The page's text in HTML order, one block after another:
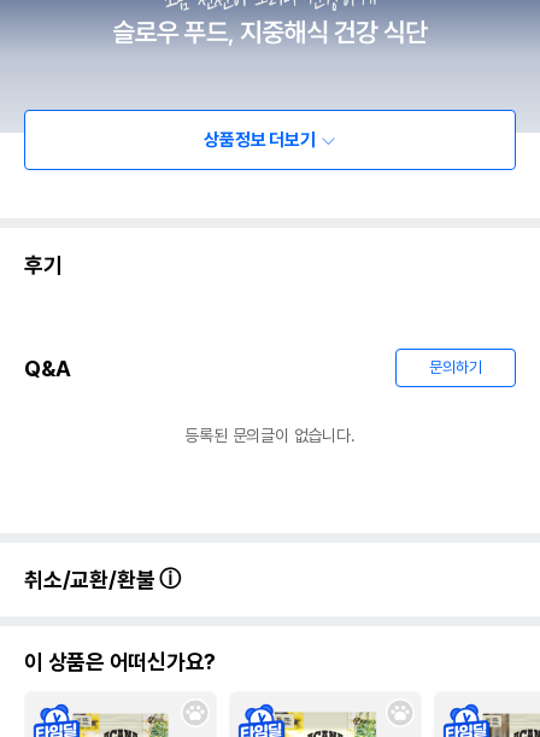
상품정보 더보기
후기
Q&A 문의하기
등록된 문의글이 없습니다.
취소/교환/환불
이 상품은 어떠신가요?